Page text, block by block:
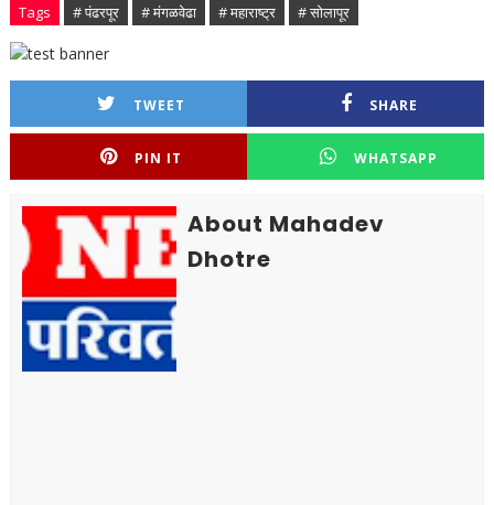
Tags # पंढरपूर # मंगळवेढा # महाराष्ट्र # सोलापूर
TWEET SHARE
PIN IT WHATSAPP
About Mahadev
Dhotre